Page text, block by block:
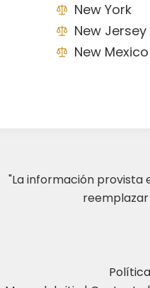
New York
New Jersey
New Mexico
"La información